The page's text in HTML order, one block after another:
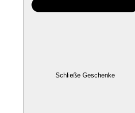
Schließe Geschenke